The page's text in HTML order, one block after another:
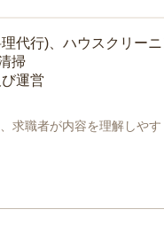
代行)、ハウスクリー
掃
運営
職者が内容を理解しや